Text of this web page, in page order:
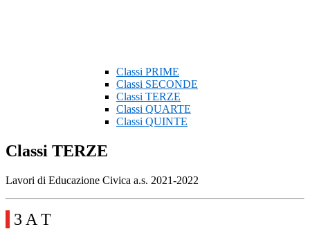
Classi PRIME
Classi SECONDE
Classi TERZE
Classi QUARTE
Classi QUINTE
Classi TERZE
Lavori di Educazione Civica a.s. 2021-2022
3 A T